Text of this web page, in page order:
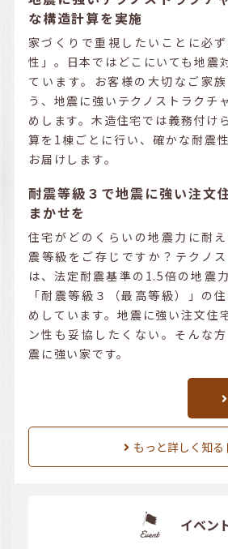
な構造計算を実施
家づくりで重視したいことに必
性」。日本ではどこにいても地震
ています。お客様の大切なご家
う、地震に強いテクノストラクチ
めします。木造住宅では義務付け
算を1棟ごとに行い、確かな耐震
お届けします。
耐震等級３で地震に強い注文
まかせを
住宅がどのくらいの地震力に耐
震等級をご存じですか？テクノ
は、法定耐震基準の1.5倍の地震
「耐震等級３（最高等級）」の
めしています。地震に強い注文住
ン性も妥協したくない。そんな
震に強い家です。
もっと詳しく知る
イベン